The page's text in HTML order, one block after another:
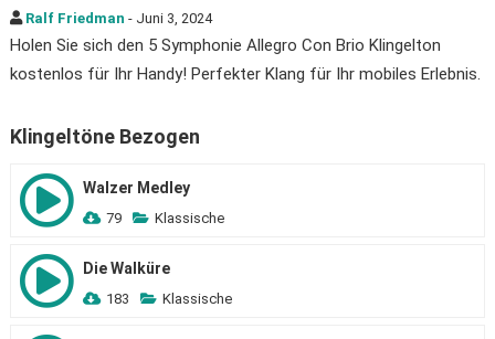
Ralf Friedman - Juni 3, 2024
Holen Sie sich den 5 Symphonie Allegro Con Brio Klingelton
kostenlos für Ihr Handy! Perfekter Klang für Ihr mobiles Erlebnis.
Klingeltöne Bezogen
Walzer Medley
79 Klassische
Die Walküre
183 Klassische